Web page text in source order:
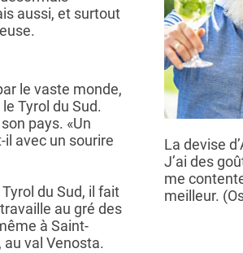
aussi, et surtout
le vaste monde,
Tyrol du Sud.
pays. «Un
il avec un sourire
du Sud, il fait
au gré des
à Saint-
val Venosta.
La devise
J’ai des
me
meilleur.